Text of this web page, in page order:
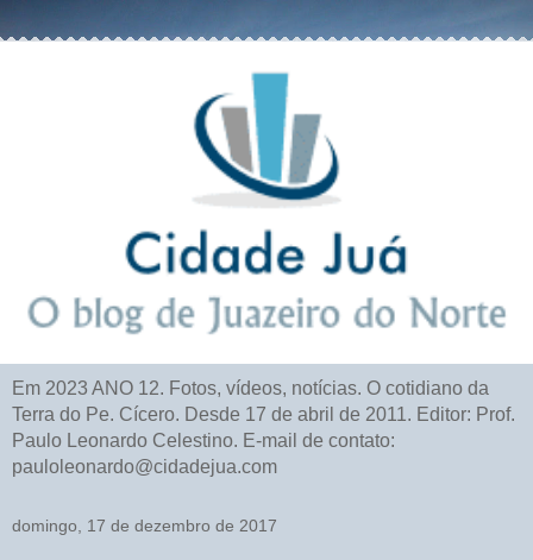
Em 2023 ANO 12. Fotos, vídeos, notícias. O cotidiano da
Terra do Pe. Cícero. Desde 17 de abril de 2011. Editor: Prof.
Paulo Leonardo Celestino. E-mail de contato:
pauloleonardo@cidadejua.com
domingo, 17 de dezembro de 2017